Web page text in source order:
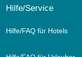
Hilfe/Service
Hilfe/FAQ für Hotels